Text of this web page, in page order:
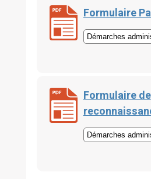
Formulaire
Démarches
Formulaire de
Démarches